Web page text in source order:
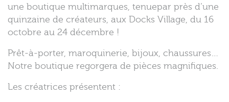
une boutique multimarques, tenuepar près d’une
quinzaine de créateurs, aux Docks Village, du 16
octobre au 24 décembre !
Prêt-à-porter, maroquinerie, bijoux, chaussures…
Notre boutique regorgera de pièces magnifiques.
Les créatrices présentent :